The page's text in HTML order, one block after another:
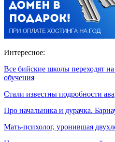
Интересное:
Все бийские школы переходят
обучения
Стали известны подробности
Про начальника и дурачка.
Мать-психолог, уронившая